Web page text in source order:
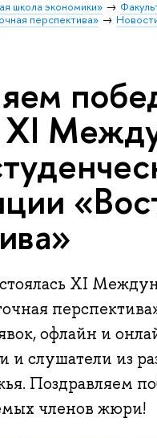
школа экономики»
перспектива»
XI
XI
офлайн и
и слушатели из
Поздравляем
членов жюри!